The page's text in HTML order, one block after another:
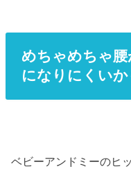
めちゃめちゃ
になりにくいか
ベビーアンドミーのヒ